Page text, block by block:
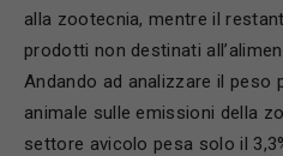
alla zootecnia, mentre il
prodotti non destinati
Andando ad analizzare il peso
animale sulle emissioni della
settore avicolo pesa solo il